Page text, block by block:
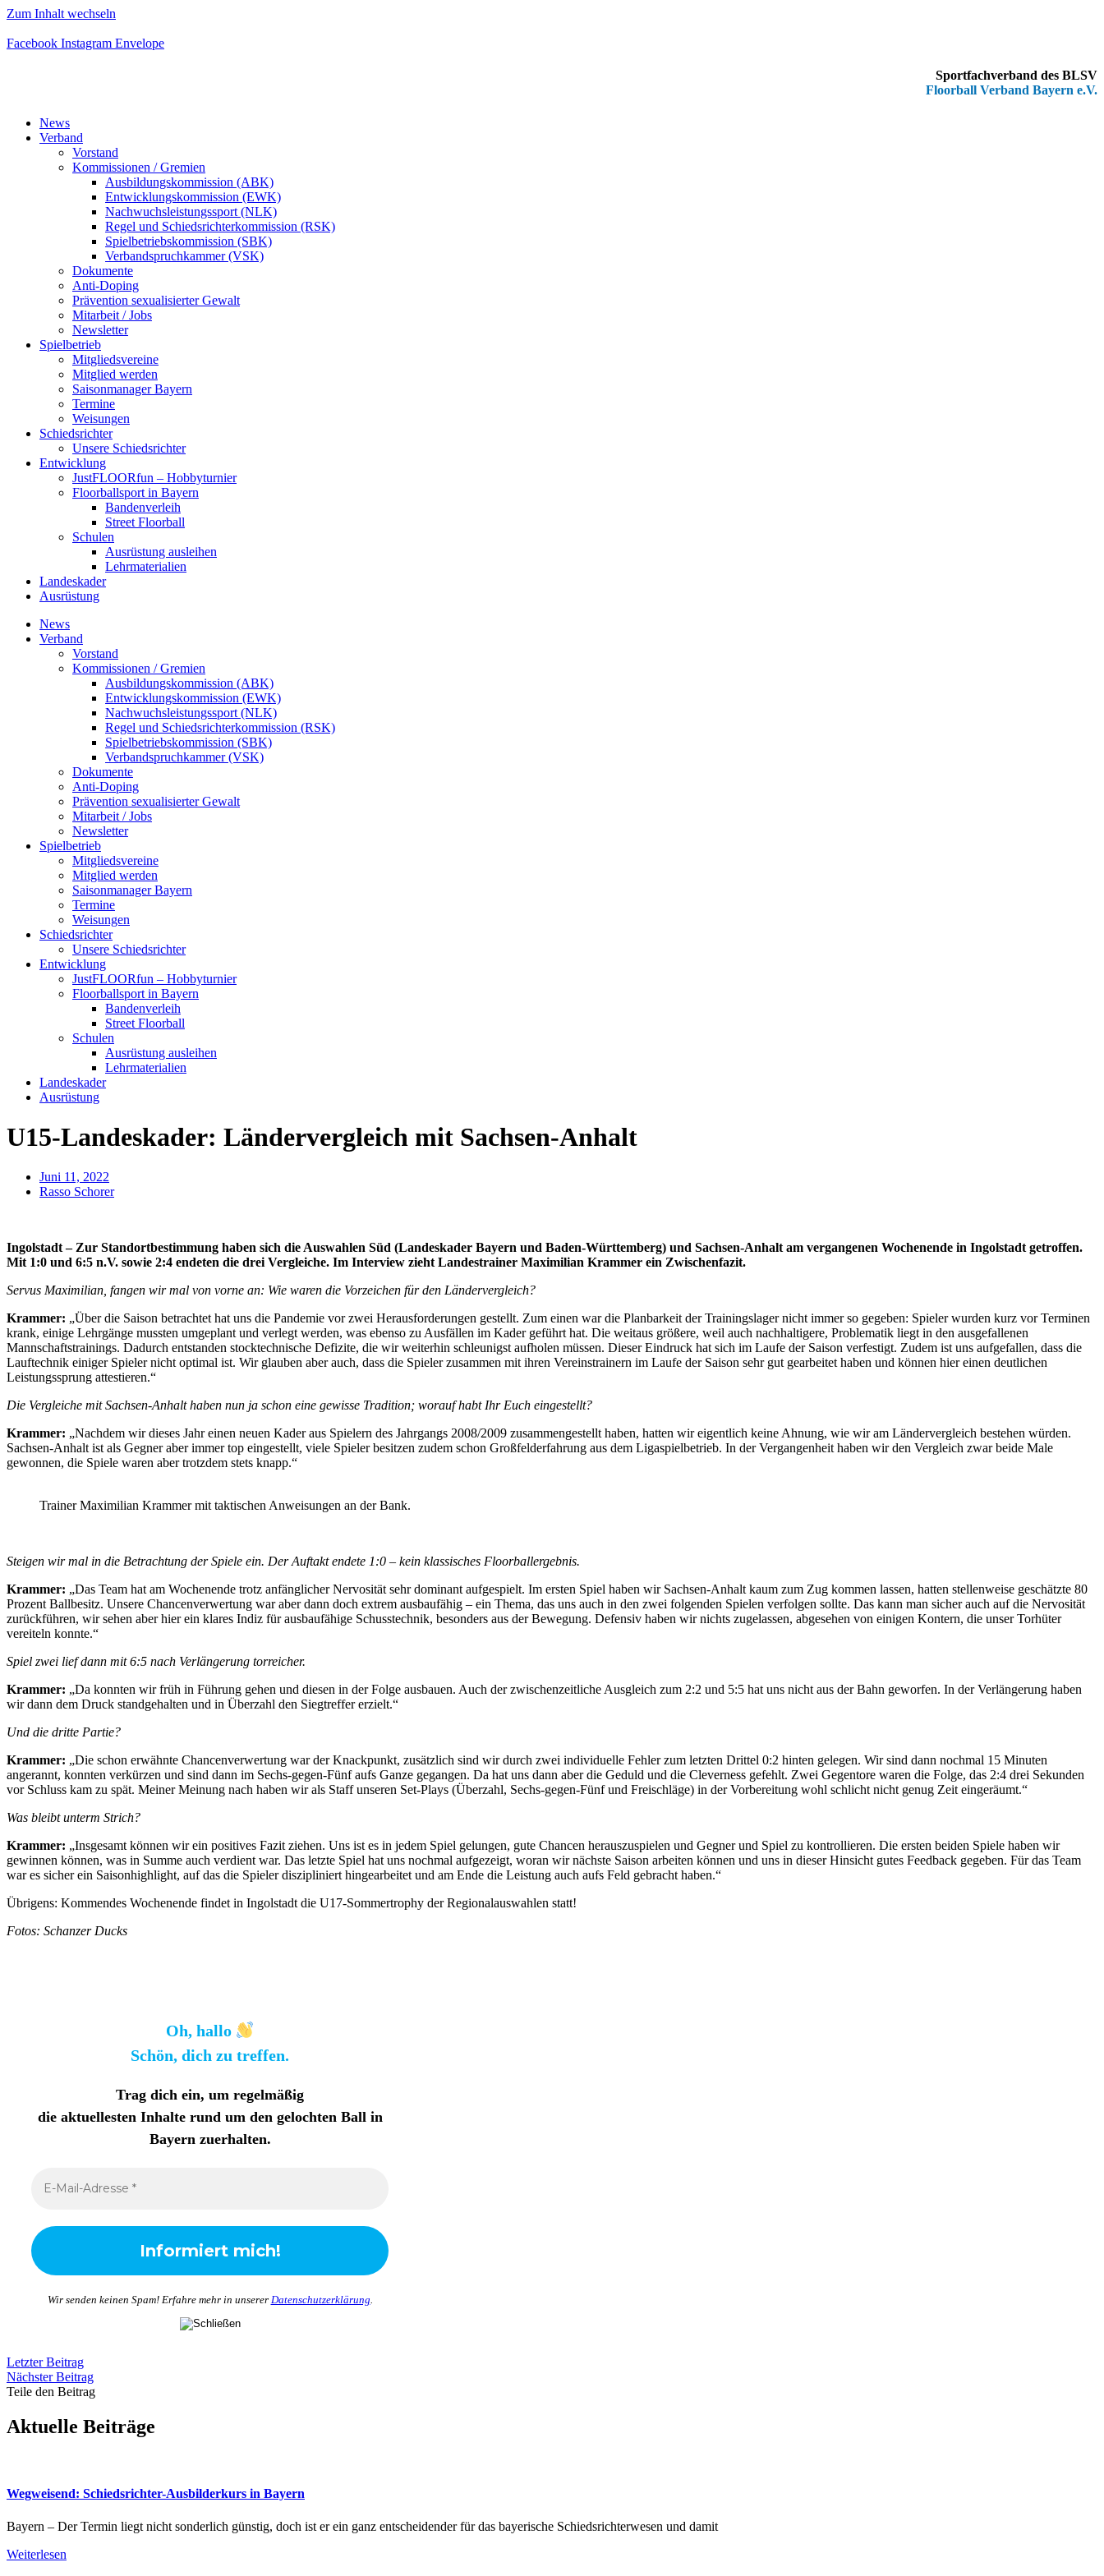
Zum Inhalt wechseln
Facebook Instagram Envelope
Sportfachverband des BLSV
Floorball Verband Bayern e.V.
News
Verband
Vorstand
Kommissionen / Gremien
Ausbildungskommission (ABK)
Entwicklungskommission (EWK)
Nachwuchsleistungssport (NLK)
Regel und Schiedsrichterkommission (RSK)
Spielbetriebskommission (SBK)
Verbandspruchkammer (VSK)
Dokumente
Anti-Doping
Prävention sexualisierter Gewalt
Mitarbeit / Jobs
Newsletter
Spielbetrieb
Mitgliedsvereine
Mitglied werden
Saisonmanager Bayern
Termine
Weisungen
Schiedsrichter
Unsere Schiedsrichter
Entwicklung
JustFLOORfun – Hobbyturnier
Floorballsport in Bayern
Bandenverleih
Street Floorball
Schulen
Ausrüstung ausleihen
Lehrmaterialien
Landeskader
Ausrüstung
News
Verband
Vorstand
Kommissionen / Gremien
Ausbildungskommission (ABK)
Entwicklungskommission (EWK)
Nachwuchsleistungssport (NLK)
Regel und Schiedsrichterkommission (RSK)
Spielbetriebskommission (SBK)
Verbandspruchkammer (VSK)
Dokumente
Anti-Doping
Prävention sexualisierter Gewalt
Mitarbeit / Jobs
Newsletter
Spielbetrieb
Mitgliedsvereine
Mitglied werden
Saisonmanager Bayern
Termine
Weisungen
Schiedsrichter
Unsere Schiedsrichter
Entwicklung
JustFLOORfun – Hobbyturnier
Floorballsport in Bayern
Bandenverleih
Street Floorball
Schulen
Ausrüstung ausleihen
Lehrmaterialien
Landeskader
Ausrüstung
U15-Landeskader: Ländervergleich mit Sachsen-Anhalt
Juni 11, 2022
Rasso Schorer
Ingolstadt – Zur Standortbestimmung haben sich die Auswahlen Süd (Landeskader Bayern und Baden-Württemberg) und Sachsen-Anhalt am vergangenen Wochenende in Ingolstadt getroffen.
Mit 1:0 und 6:5 n.V. sowie 2:4 endeten die drei Vergleiche. Im Interview zieht Landestrainer Maximilian Krammer ein Zwischenfazit.
Servus Maximilian, fangen wir mal von vorne an: Wie waren die Vorzeichen für den Ländervergleich?
Krammer: „Über die Saison betrachtet hat uns die Pandemie vor zwei Herausforderungen gestellt. Zum einen war die Planbarkeit der Trainingslager nicht immer so gegeben: Spieler wurden kurz vor Terminen
krank, einige Lehrgänge mussten umgeplant und verlegt werden, was ebenso zu Ausfällen im Kader geführt hat. Die weitaus größere, weil auch nachhaltigere, Problematik liegt in den ausgefallenen
Mannschaftstrainings. Dadurch entstanden stocktechnische Defizite, die wir weiterhin schleunigst aufholen müssen. Dieser Eindruck hat sich im Laufe der Saison verfestigt. Zudem ist uns aufgefallen, dass die
Lauftechnik einiger Spieler nicht optimal ist. Wir glauben aber auch, dass die Spieler zusammen mit ihren Vereinstrainern im Laufe der Saison sehr gut gearbeitet haben und können hier einen deutlichen
Leistungssprung attestieren.“
Die Vergleiche mit Sachsen-Anhalt haben nun ja schon eine gewisse Tradition; worauf habt Ihr Euch eingestellt?
Krammer: „Nachdem wir dieses Jahr einen neuen Kader aus Spielern des Jahrgangs 2008/2009 zusammengestellt haben, hatten wir eigentlich keine Ahnung, wie wir am Ländervergleich bestehen würden.
Sachsen-Anhalt ist als Gegner aber immer top eingestellt, viele Spieler besitzen zudem schon Großfelderfahrung aus dem Ligaspielbetrieb. In der Vergangenheit haben wir den Vergleich zwar beide Male
gewonnen, die Spiele waren aber trotzdem stets knapp.“
Trainer Maximilian Krammer mit taktischen Anweisungen an der Bank.
Steigen wir mal in die Betrachtung der Spiele ein. Der Auftakt endete 1:0 – kein klassisches Floorballergebnis.
Krammer: „Das Team hat am Wochenende trotz anfänglicher Nervosität sehr dominant aufgespielt. Im ersten Spiel haben wir Sachsen-Anhalt kaum zum Zug kommen lassen, hatten stellenweise geschätzte 80
Prozent Ballbesitz. Unsere Chancenverwertung war aber dann doch extrem ausbaufähig – ein Thema, das uns auch in den zwei folgenden Spielen verfolgen sollte. Das kann man sicher auch auf die Nervosität
zurückführen, wir sehen aber hier ein klares Indiz für ausbaufähige Schusstechnik, besonders aus der Bewegung. Defensiv haben wir nichts zugelassen, abgesehen von einigen Kontern, die unser Torhüter
vereiteln konnte.“
Spiel zwei lief dann mit 6:5 nach Verlängerung torreicher.
Krammer: „Da konnten wir früh in Führung gehen und diesen in der Folge ausbauen. Auch der zwischenzeitliche Ausgleich zum 2:2 und 5:5 hat uns nicht aus der Bahn geworfen. In der Verlängerung haben
wir dann dem Druck standgehalten und in Überzahl den Siegtreffer erzielt.“
Und die dritte Partie?
Krammer: „Die schon erwähnte Chancenverwertung war der Knackpunkt, zusätzlich sind wir durch zwei individuelle Fehler zum letzten Drittel 0:2 hinten gelegen. Wir sind dann nochmal 15 Minuten
angerannt, konnten verkürzen und sind dann im Sechs-gegen-Fünf aufs Ganze gegangen. Da hat uns dann aber die Geduld und die Cleverness gefehlt. Zwei Gegentore waren die Folge, das 2:4 drei Sekunden
vor Schluss kam zu spät. Meiner Meinung nach haben wir als Staff unseren Set-Plays (Überzahl, Sechs-gegen-Fünf und Freischläge) in der Vorbereitung wohl schlicht nicht genug Zeit eingeräumt.“
Was bleibt unterm Strich?
Krammer: „Insgesamt können wir ein positives Fazit ziehen. Uns ist es in jedem Spiel gelungen, gute Chancen herauszuspielen und Gegner und Spiel zu kontrollieren. Die ersten beiden Spiele haben wir
gewinnen können, was in Summe auch verdient war. Das letzte Spiel hat uns nochmal aufgezeigt, woran wir nächste Saison arbeiten können und uns in dieser Hinsicht gutes Feedback gegeben. Für das Team
war es sicher ein Saisonhighlight, auf das die Spieler diszipliniert hingearbeitet und am Ende die Leistung auch aufs Feld gebracht haben.“
Übrigens: Kommendes Wochenende findet in Ingolstadt die U17-Sommertrophy der Regionalauswahlen statt!
Fotos: Schanzer Ducks
Oh, hallo
Schön, dich zu treffen.
Trag dich ein, um regelmäßig
die aktuellesten Inhalte rund um den gelochten Ball in
Bayern zuerhalten.
Wir senden keinen Spam! Erfahre mehr in unserer Datenschutzerklärung.
Letzter Beitrag
Nächster Beitrag
Teile den Beitrag
Aktuelle Beiträge
Wegweisend: Schiedsrichter-Ausbilderkurs in Bayern
Bayern – Der Termin liegt nicht sonderlich günstig, doch ist er ein ganz entscheidender für das bayerische Schiedsrichterwesen und damit
Weiterlesen